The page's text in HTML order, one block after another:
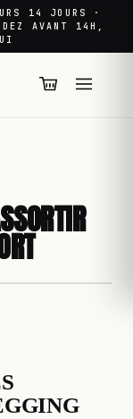
14 JOURS ·
AVANT 14H,